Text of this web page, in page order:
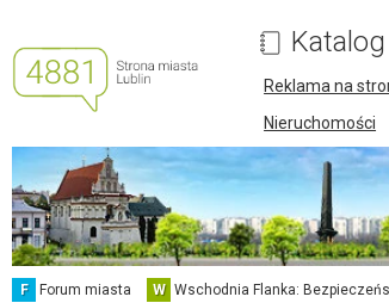
Reklama na
Nieruchomości
F Forum miasta W Wschodnia Flanka: